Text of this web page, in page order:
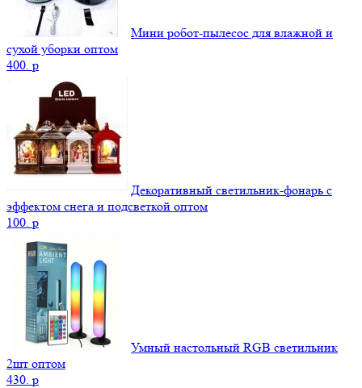
Мини робот-пылесос для влажной и
сухой уборки оптом
400. p
Декоративный светильник-фонарь с
эффектом снега и подсветкой оптом
100. p
Умный настольный RGB светильник
2шт оптом
430. p